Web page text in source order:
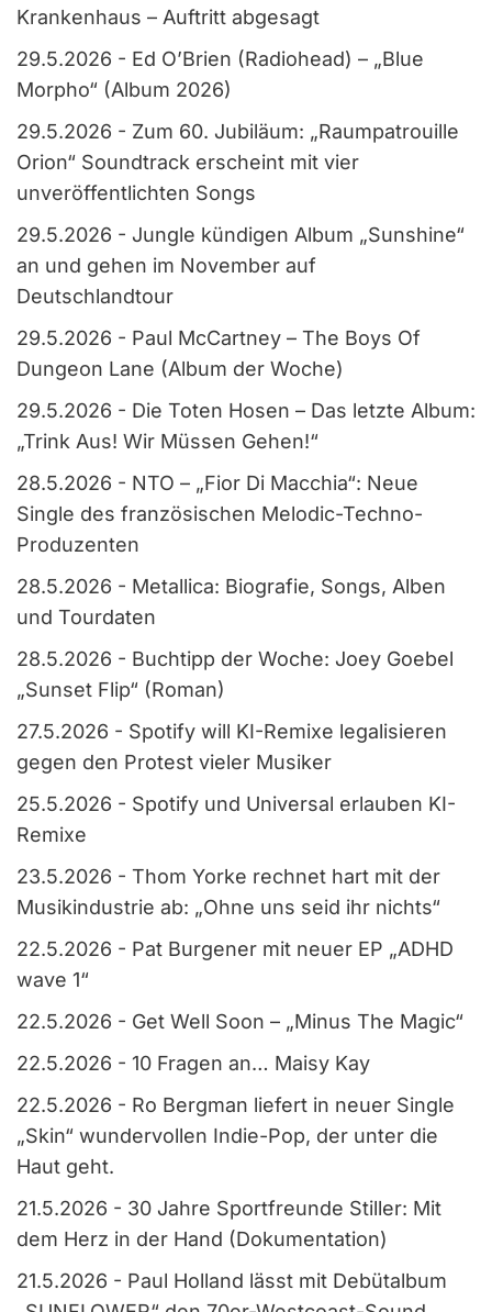
Krankenhaus – Auftritt abgesagt
29.5.2026 - Ed O’Brien (Radiohead) – „Blue
Morpho“ (Album 2026)
29.5.2026 - Zum 60. Jubiläum: „Raumpatrouille
Orion“ Soundtrack erscheint mit vier
unveröffentlichten Songs
29.5.2026 - Jungle kündigen Album „Sunshine“
an und gehen im November auf
Deutschlandtour
29.5.2026 - Paul McCartney – The Boys Of
Dungeon Lane (Album der Woche)
29.5.2026 - Die Toten Hosen – Das letzte Album:
„Trink Aus! Wir Müssen Gehen!“
28.5.2026 - NTO – „Fior Di Macchia“: Neue
Single des französischen Melodic-Techno-
Produzenten
28.5.2026 - Metallica: Biografie, Songs, Alben
und Tourdaten
28.5.2026 - Buchtipp der Woche: Joey Goebel
„Sunset Flip“ (Roman)
27.5.2026 - Spotify will KI-Remixe legalisieren
gegen den Protest vieler Musiker
25.5.2026 - Spotify und Universal erlauben KI-
Remixe
23.5.2026 - Thom Yorke rechnet hart mit der
Musikindustrie ab: „Ohne uns seid ihr nichts“
22.5.2026 - Pat Burgener mit neuer EP „ADHD
wave 1“
22.5.2026 - Get Well Soon – „Minus The Magic“
22.5.2026 - 10 Fragen an… Maisy Kay
22.5.2026 - Ro Bergman liefert in neuer Single
„Skin“ wundervollen Indie-Pop, der unter die
Haut geht.
21.5.2026 - 30 Jahre Sportfreunde Stiller: Mit
dem Herz in der Hand (Dokumentation)
21.5.2026 - Paul Holland lässt mit Debütalbum